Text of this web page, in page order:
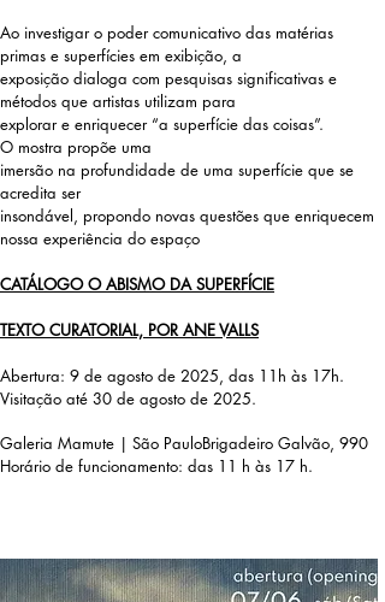
Ao investigar o poder comunicativo das matérias
primas e superfícies em exibição, a
exposição dialoga com pesquisas significativas e
métodos que artistas utilizam para
explorar e enriquecer “a superfície das coisas”.
O mostra propõe uma
imersão na profundidade de uma superfície que se
acredita ser
insondável, propondo novas questões que enriquecem
nossa experiência do espaço
CATÁLOGO O ABISMO DA SUPERFÍCIE
TEXTO CURATORIAL, POR ANE VALLS
Abertura: 9 de agosto de 2025, das 11h às 17h.
Visitação até 30 de agosto de 2025.
Galeria Mamute | São PauloBrigadeiro Galvão, 990
Horário de funcionamento: das 11 h às 17 h.